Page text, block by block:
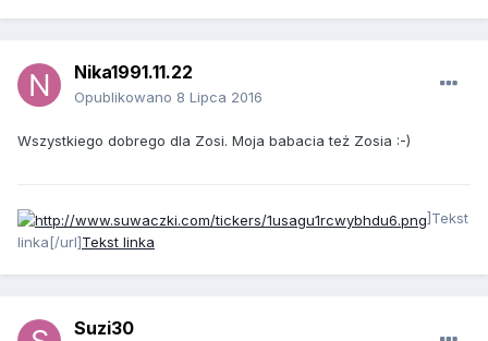
Nika1991.11.22
Opublikowano 8 Lipca 2016
Wszystkiego dobrego dla Zosi. Moja babacia też Zosia :-)
]Tekst
linka[/url]Tekst linka
Suzi30